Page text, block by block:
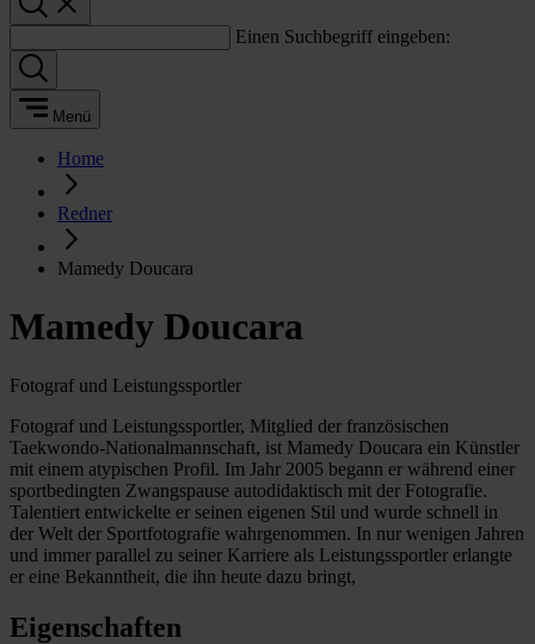
Einen Suchbegriff eingeben:
Menü
Home
Redner
Mamedy Doucara
Mamedy Doucara
Fotograf und Leistungssportler
Fotograf und Leistungssportler, Mitglied der französischen
Taekwondo-Nationalmannschaft, ist Mamedy Doucara ein Künstler
mit einem atypischen Profil. Im Jahr 2005 begann er während einer
sportbedingten Zwangspause autodidaktisch mit der Fotografie.
Talentiert entwickelte er seinen eigenen Stil und wurde schnell in
der Welt der Sportfotografie wahrgenommen. In nur wenigen Jahren
und immer parallel zu seiner Karriere als Leistungssportler erlangte
er eine Bekanntheit, die ihn heute dazu bringt,
Eigenschaften